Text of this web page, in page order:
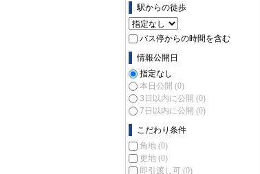
駅からの徒歩
バス停からの時間を含む
情報公開日
指定なし
本日公開 (0)
3日以内に公開 (0)
7日以内に公開 (0)
こだわり条件
角地 (0)
更地 (0)
即引渡し可 (0)